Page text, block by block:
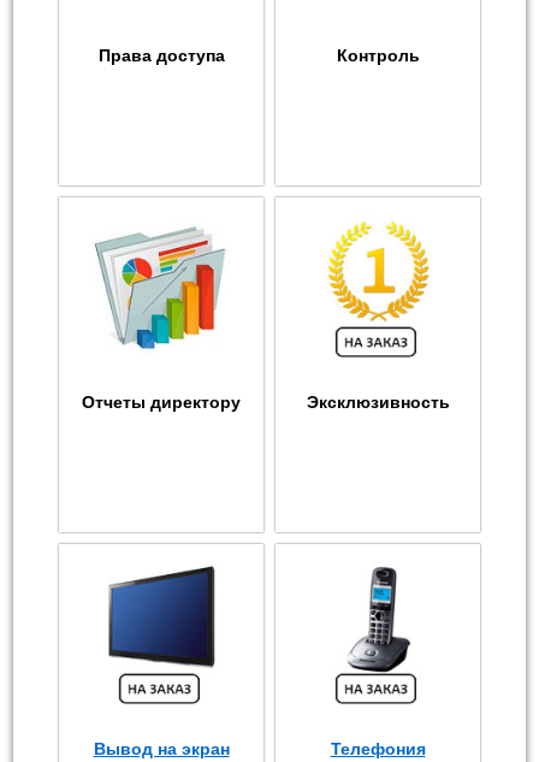
Права доступа Контроль
Отчеты директору Эксклюзивность
Вывод на экран Телефония